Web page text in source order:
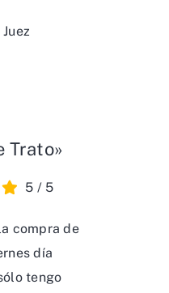
Trato»
5 / 5
compra de
día
tengo